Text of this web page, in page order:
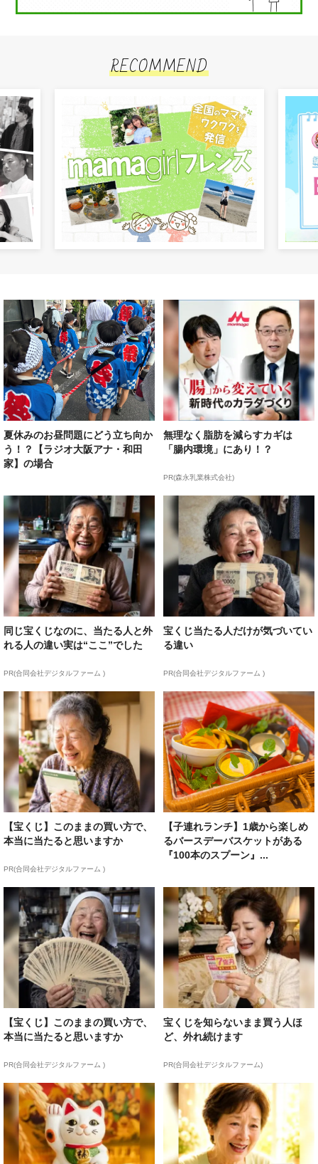
RECOMMEND
夏休みのお昼問題にどう立ち向か
う！？【ラジオ大阪アナ・和田
家】の場合
無理なく脂肪を減らすカギは
「腸内環境」にあり！？
PR(森永乳業株式会社)
同じ宝くじなのに、当たる人と外
れる人の違い実は“ここ”でした
PR(合同会社デジタルファーム )
宝くじ当たる人だけが気づいてい
る違い
PR(合同会社デジタルファーム )
【宝くじ】このままの買い方で、
本当に当たると思いますか
PR(合同会社デジタルファーム )
【子連れランチ】1歳から楽しめ
るバースデーバスケットがある
『100本のスプーン』...
【宝くじ】このままの買い方で、
本当に当たると思いますか
PR(合同会社デジタルファーム )
宝くじを知らないまま買う人ほ
ど、外れ続けます
PR(合同会社デジタルファーム)